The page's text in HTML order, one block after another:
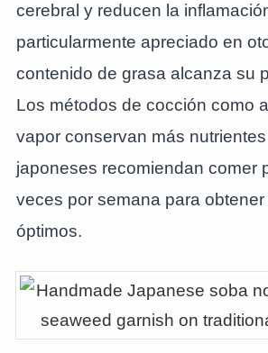
cerebral y reducen la
particularmente apreciado en
contenido de grasa alcanza su
Los métodos de cocción como
vapor conservan más
japoneses recomiendan comer
veces por semana para
óptimos.